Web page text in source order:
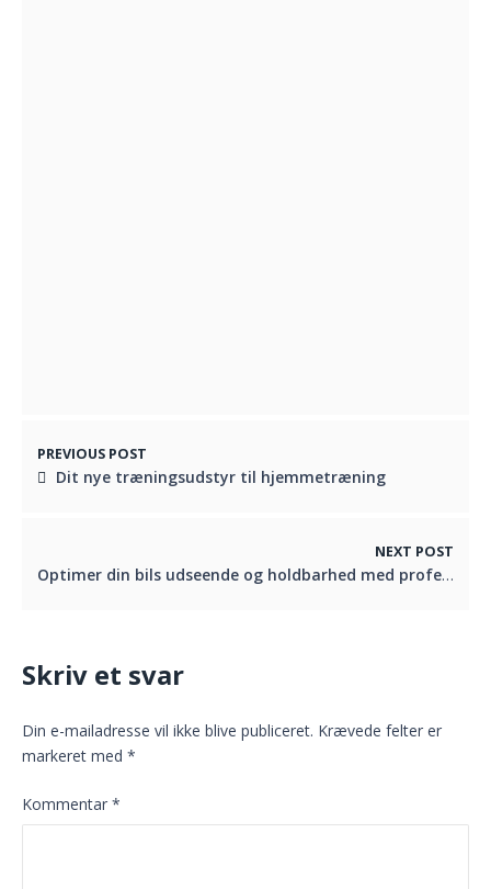
PREVIOUS POST
Dit nye træningsudstyr til hjemmetræning
NEXT POST
Optimer din bils udseende og holdbarhed med professionel bilpleje
Skriv et svar
Din e-mailadresse vil ikke blive publiceret. Krævede felter er
markeret med *
Kommentar *